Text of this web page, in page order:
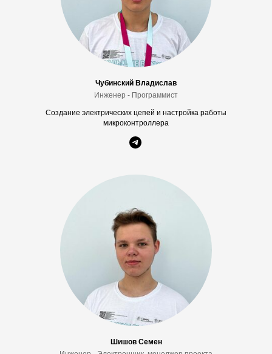
Чубинский Владислав
Инженер - Программист
Создание электрических цепей и настройка работы
микроконтроллера
Шишов Семен